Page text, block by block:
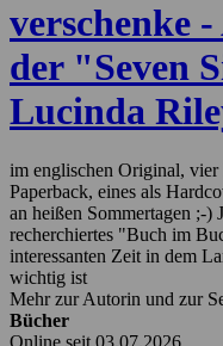
verschenke
der "Seven
Lucinda
im englischen Original, vier
Paperback, eines als
an heißen Sommertagen ;-)
recherchiertes "Buch im
interessanten Zeit in dem
wichtig ist
Mehr zur Autorin und zur
Bücher
Online seit 03.07.2026